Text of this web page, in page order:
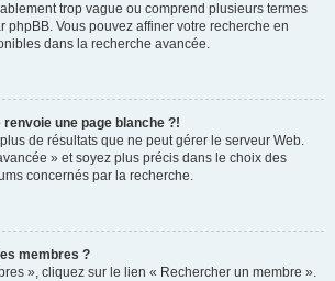
trop vague ou comprend plusieurs termes
phpBB. Vous pouvez affiner votre recherche en
dans la recherche avancée.
une page blanche ?!
de résultats que ne peut gérer le serveur Web.
» et soyez plus précis dans le choix des
concernés par la recherche.
membres ?
», cliquez sur le lien « Rechercher un membre ».